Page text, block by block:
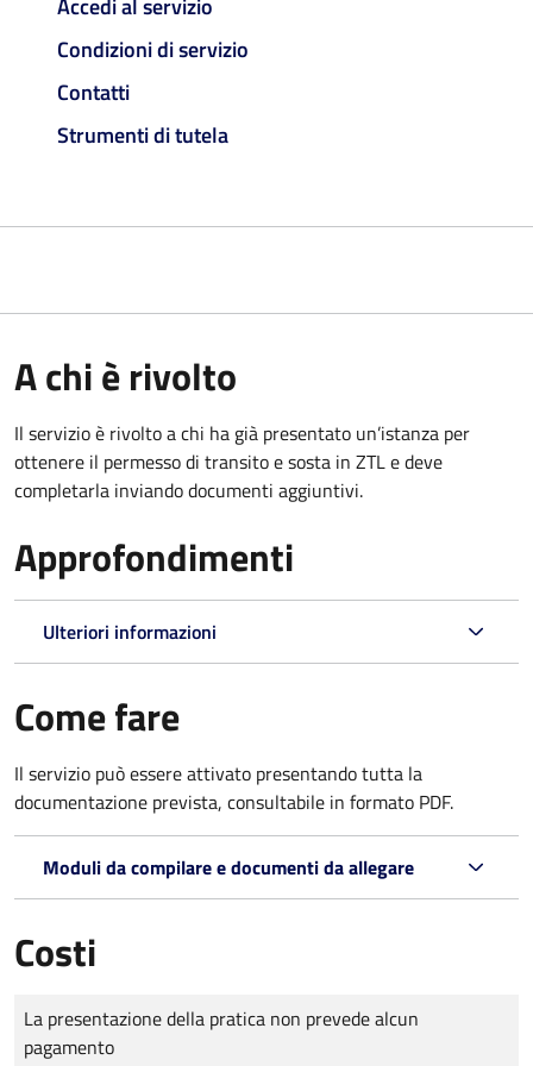
Accedi al servizio
Condizioni di servizio
Contatti
Strumenti di tutela
A chi è rivolto
Il servizio è rivolto a chi ha già presentato un’istanza per
ottenere il permesso di transito e sosta in ZTL e deve
completarla inviando documenti aggiuntivi.
Approfondimenti
Ulteriori informazioni
Come fare
Il servizio può essere attivato presentando tutta la
documentazione prevista, consultabile in formato PDF.
Moduli da compilare e documenti da allegare
Costi
Tipo di pagamento
Importo
La presentazione della pratica non prevede alcun
pagamento